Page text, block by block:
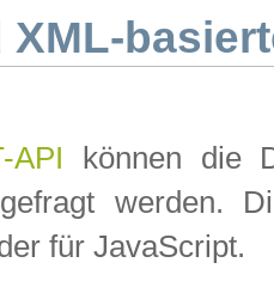
XML-
API können die
werden.
für JavaScript.